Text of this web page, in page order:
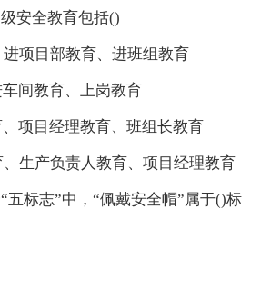
安全教育包括()
项目部教育、进班组教育
间教育、上岗教育
项目经理教育、班组长教育
生产负责人教育、项目经理教育
五标志”中，“佩戴安全帽”属于()标